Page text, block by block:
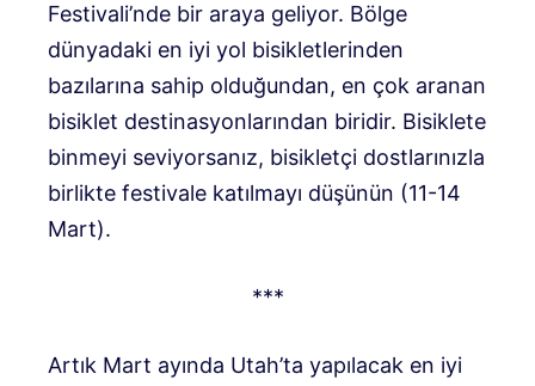
Festivali’nde bir araya geliyor. Bölge
dünyadaki en iyi yol bisikletlerinden
bazılarına sahip olduğundan, en çok aranan
bisiklet destinasyonlarından biridir. Bisiklete
binmeyi seviyorsanız, bisikletçi dostlarınızla
birlikte festivale katılmayı düşünün (11-14
Mart).
***
Artık Mart ayında Utah’ta yapılacak en iyi